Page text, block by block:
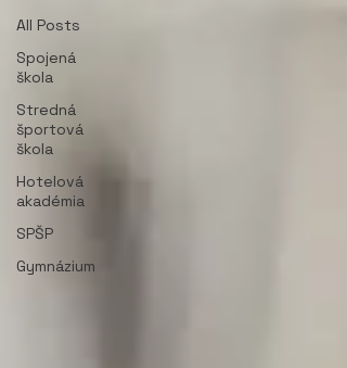
All Posts
Spojená
škola
Stredná
športová
škola
Hotelová
akadémia
SPŠP
Gymnázium